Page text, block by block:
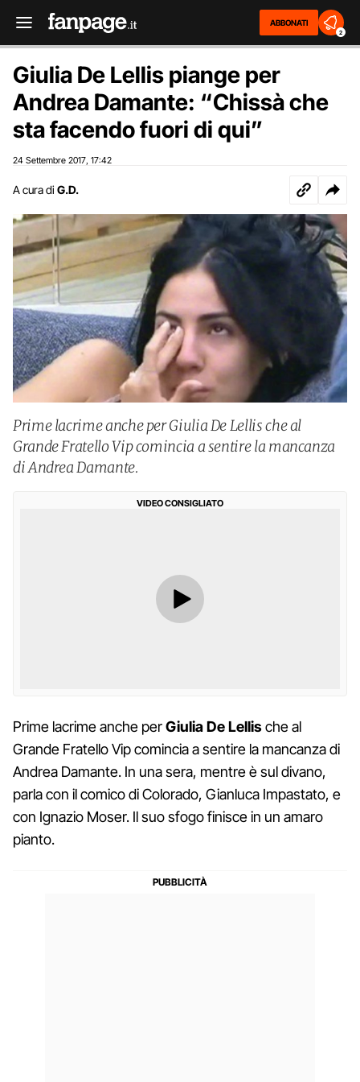
ABBONATI
2
Giulia De Lellis piange per
Andrea Damante: “Chissà che
sta facendo fuori di qui”
24 Settembre 2017 17:42
A cura di G.D.
Prime lacrime anche per Giulia De Lellis che al
Grande Fratello Vip comincia a sentire la mancanza
di Andrea Damante.
VIDEO CONSIGLIATO
Prime lacrime anche perGiuliaDeLellische al
Grande Fratello Vip comincia a sentire la mancanza di
Andrea Damante. In una sera, mentre è sul divano,
parla con il comico di Colorado, Gianluca Impastato, e
con Ignazio Moser. Il suo sfogo finisce in un amaro
pianto.